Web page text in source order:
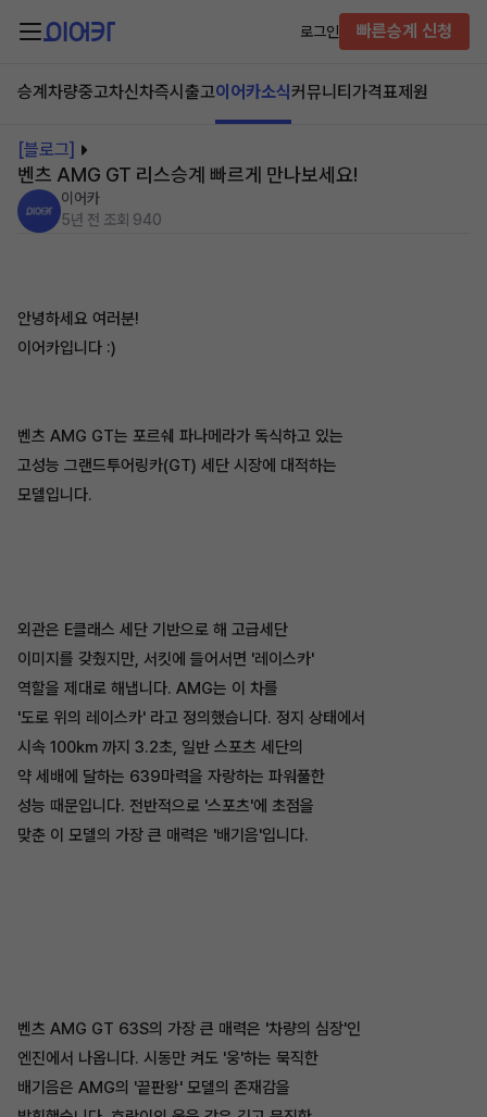
로그인 빠른승계 신청
승계차량중고차신차즉시출고이어카소식커뮤니티 가격표제원
[블로그]
벤츠 AMG GT 리스승계 빠르게 만나보세요!
이어카
5년 전 조회 940
안녕하세요 여러분!
이어카입니다 :)
벤츠 AMG GT는 포르쉐 파나메라가 독식하고 있는
고성능 그랜드투어링카(GT) 세단 시장에 대적하는
모델입니다.
외관은 E클래스 세단 기반으로 해 고급세단
이미지를 갖췄지만, 서킷에 들어서면 '레이스카'
역할을 제대로 해냅니다. AMG는 이 차를
'도로 위의 레이스카' 라고 정의했습니다. 정지 상태에서
시속 100km 까지 3.2초, 일반 스포츠 세단의
약 세배에 달하는 639마력을 자랑하는 파워풀한
성능 때문입니다. 전반적으로 '스포츠'에 초점을
맞춘 이 모델의 가장 큰 매력은 '배기음'입니다.
벤츠 AMG GT 63S의 가장 큰 매력은 '차량의 심장'인
엔진에서 나옵니다. 시동만 켜도 '웅'하는 묵직한
배기음은 AMG의 '끝판왕' 모델의 존재감을